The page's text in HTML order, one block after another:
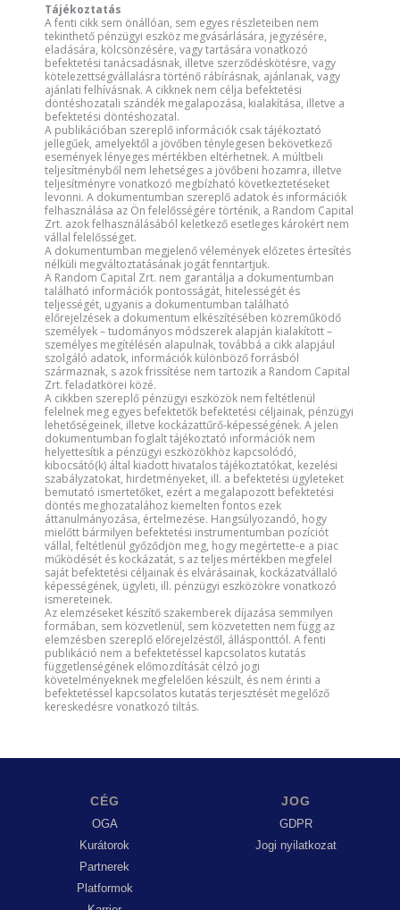
Tájékoztatás
A fenti cikk sem önállóan, sem egyes részleteiben nem
tekinthető pénzügyi eszköz megvásárlására, jegyzésére,
eladására, kölcsönzésére, vagy tartására vonatkozó
befektetési tanácsadásnak, illetve szerződéskötésre, vagy
kötelezettségvállalásra történő rábírásnak, ajánlanak, vagy
ajánlati felhívásnak. A cikknek nem célja befektetési
döntéshozatali szándék megalapozása, kialakítása, illetve a
befektetési döntéshozatal.
A publikációban szereplő információk csak tájékoztató
jellegűek, amelyektől a jövőben ténylegesen bekövetkező
események lényeges mértékben eltérhetnek. A múltbeli
teljesítményből nem lehetséges a jövőbeni hozamra, illetve
teljesítményre vonatkozó megbízható következtetéseket
levonni. A dokumentumban szereplő adatok és információk
felhasználása az Ön felelősségére történik, a Random Capital
Zrt. azok felhasználásából keletkező esetleges károkért nem
vállal felelősséget.
A dokumentumban megjelenő vélemények előzetes értesítés
nélküli megváltoztatásának jogát fenntartjuk.
A Random Capital Zrt. nem garantálja a dokumentumban
található információk pontosságát, hitelességét és
teljességét, ugyanis a dokumentumban található
előrejelzések a dokumentum elkészítésében közreműködő
személyek – tudományos módszerek alapján kialakított –
személyes megítélésén alapulnak, továbbá a cikk alapjául
szolgáló adatok, információk különböző forrásból
származnak, s azok frissítése nem tartozik a Random Capital
Zrt. feladatkörei közé.
A cikkben szereplő pénzügyi eszközök nem feltétlenül
felelnek meg egyes befektetők befektetési céljainak, pénzügyi
lehetőségeinek, illetve kockázattűrő-képességének. A jelen
dokumentumban foglalt tájékoztató információk nem
helyettesítik a pénzügyi eszközökhöz kapcsolódó,
kibocsátó(k) által kiadott hivatalos tájékoztatókat, kezelési
szabályzatokat, hirdetményeket, ill. a befektetési ügyleteket
bemutató ismertetőket, ezért a megalapozott befektetési
döntés meghozatalához kiemelten fontos ezek
áttanulmányozása, értelmezése. Hangsúlyozandó, hogy
mielőtt bármilyen befektetési instrumentumban pozíciót
vállal, feltétlenül győződjön meg, hogy megértette-e a piac
működését és kockázatát, s az teljes mértékben megfelel
saját befektetési céljainak és elvárásainak, kockázatvállaló
képességének, ügyleti, ill. pénzügyi eszközökre vonatkozó
ismereteinek.
Az elemzéseket készítő szakemberek díjazása semmilyen
formában, sem közvetlenül, sem közvetetten nem függ az
elemzésben szereplő előrejelzéstől, állásponttól. A fenti
publikáció nem a befektetéssel kapcsolatos kutatás
függetlenségének előmozdítását célzó jogi
követelményeknek megfelelően készült, és nem érinti a
befektetéssel kapcsolatos kutatás terjesztését megelőző
kereskedésre vonatkozó tiltás.
CÉG
OGA
Kurátorok
Partnerek
Platformok
JOG
GDPR
Jogi nyilatkozat